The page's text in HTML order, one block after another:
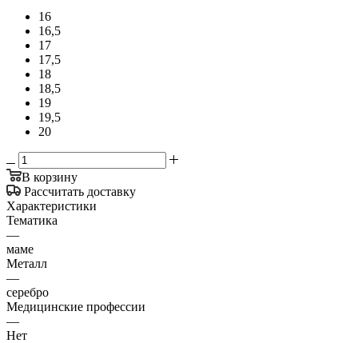
16
16,5
17
17,5
18
18,5
19
19,5
20
В корзину
Рассчитать доставку
Характеристики
Тематика
—
маме
Металл
—
серебро
Медицинские профессии
—
Нет